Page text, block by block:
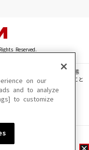
Reserved.
・動画・音声等を、手段や形態
、転載、ファイル化などすること
い場合があります。
場合があります。
on our
and to analyze
to customize